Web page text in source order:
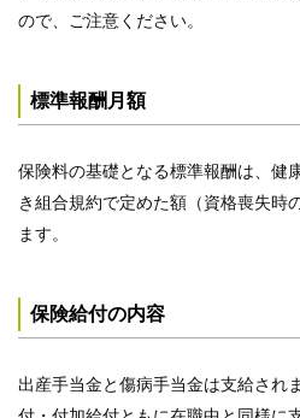
ので、ご注意ください。
標準報酬月額
保険料の基礎となる標準報酬は、健
き組合規約で定めた額（資格喪失時
ます。
保険給付の内容
出産手当金と傷病手当金は支給され